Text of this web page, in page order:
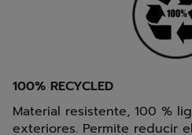
100% RECYCLED
Material resistente, 100 %
exteriores. Permite reducir